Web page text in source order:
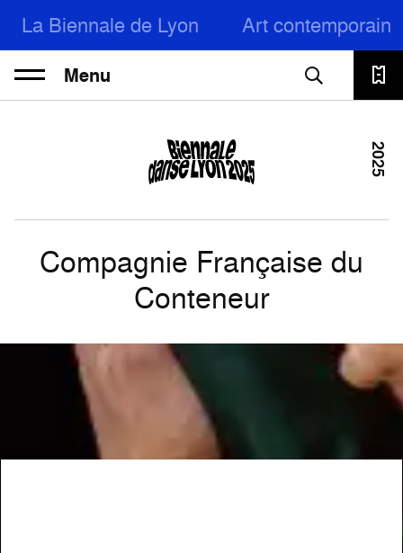
La Biennale de Lyon Art contemporain
Menu
Compagnie Française du
Conteneur
2025